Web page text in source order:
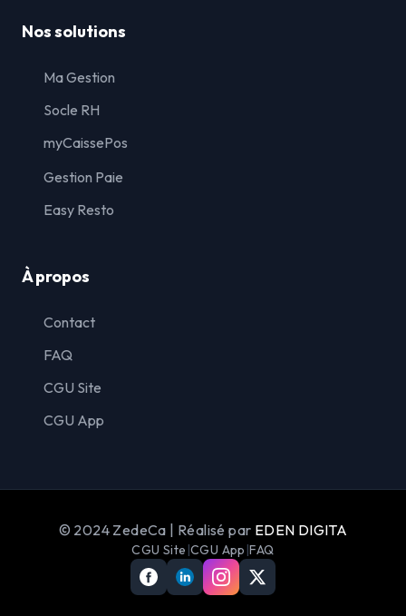
Nos solutions
Ma Gestion
Socle RH
myCaissePos
Gestion Paie
Easy Resto
À propos
Contact
FAQ
CGU Site
CGU App
© 2024 ZedeCa | Réalisé par EDEN DIGITA
CGU Site |CGU App |FAQ